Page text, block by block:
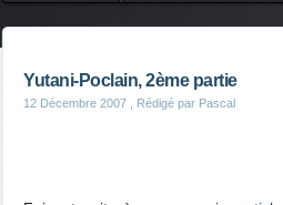
Yutani-Poclain, 2ème partie
12 Décembre 2007 , Rédigé par Pascal